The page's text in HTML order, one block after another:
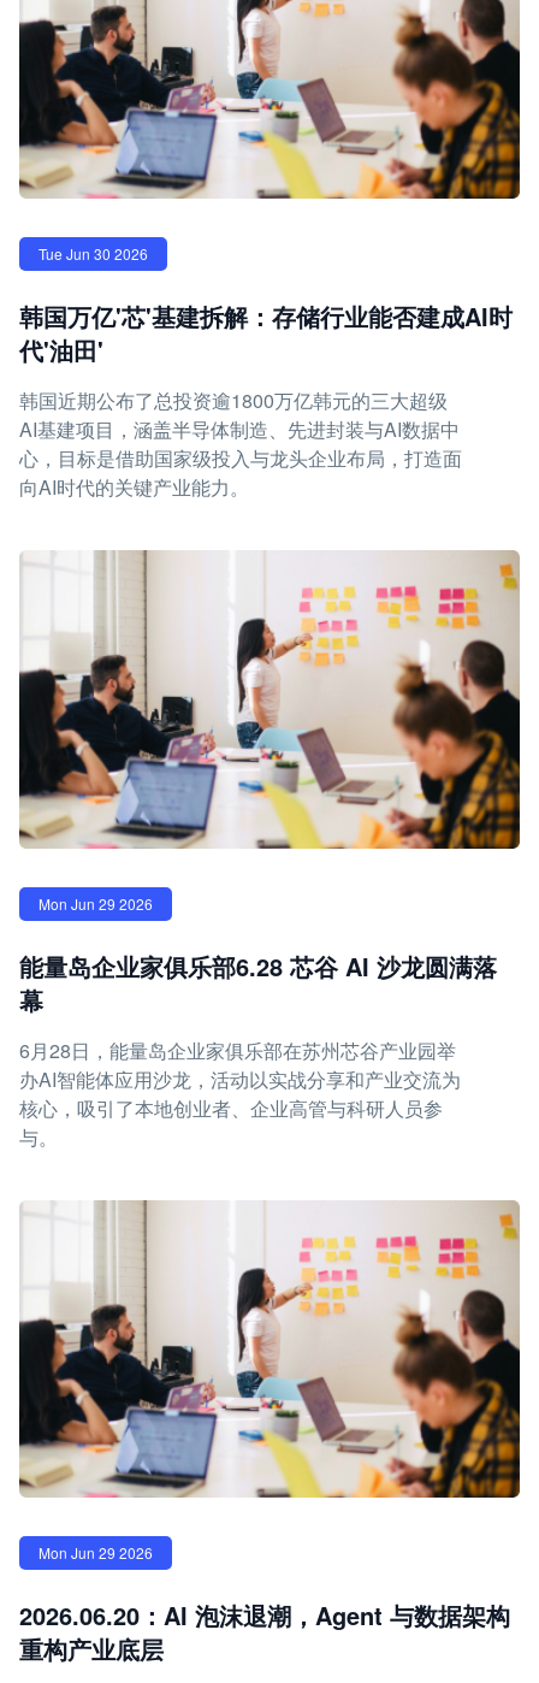
Tue Jun 30 2026
韩国万亿'芯'基建拆解：存储行业能否建成AI时
代'油田'
韩国近期公布了总投资逾1800万亿韩元的三大超级
AI基建项目，涵盖半导体制造、先进封装与AI数据中
心，目标是借助国家级投入与龙头企业布局，打造面
向AI时代的关键产业能力。
Mon Jun 29 2026
能量岛企业家俱乐部6.28 芯谷 AI 沙龙圆满落
幕
6月28日，能量岛企业家俱乐部在苏州芯谷产业园举
办AI智能体应用沙龙，活动以实战分享和产业交流为
核心，吸引了本地创业者、企业高管与科研人员参
与。
Mon Jun 29 2026
2026.06.20：AI 泡沫退潮，Agent 与数据架构
重构产业底层